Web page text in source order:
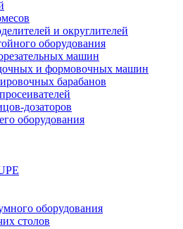
и округлителей
оборудования
машин
и формовочных машин
барабанов
дозаторов
оборудования
оборудования
столов